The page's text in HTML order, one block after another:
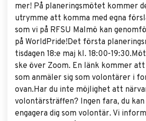
mer! På planeringsmötet kommer
utrymme att komma med egna
som vi på RFSU Malmö kan
på WorldPride!Det första
tisdagen 18:e maj kl. 18:00-
ske över Zoom. En länk kommer
som anmäler sig som volontärer i
ovan.Har du inte möjlighet att
volontärsträffen? Ingen fara, du
engagera dig som volontär. Vi